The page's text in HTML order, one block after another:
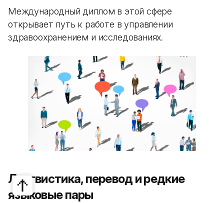
Международный диплом в этой сфере
открывает путь к работе в управлении
здравоохранением и исследованиях.
Лингвистика, перевод и редкие
языковые пары